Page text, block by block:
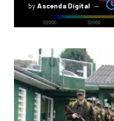
byAscenda Digital